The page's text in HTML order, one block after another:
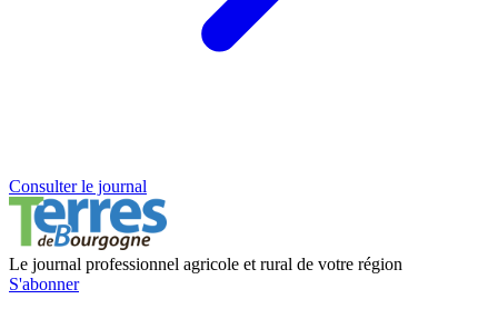
Consulter le journal
Le journal professionnel agricole et rural de votre région
S'abonner